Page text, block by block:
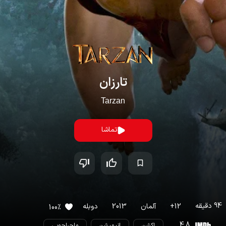
تارزان
Tarzan
تماشا
94 دقیقه 12
+ آلمان 2013 دوبله 100%